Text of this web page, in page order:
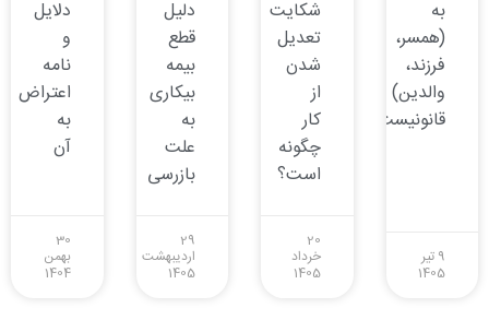
به
(همسر،
فرزند،
والدین)
قانونیست؟
9 تیر
1405
شکایت
تعدیل
شدن
از
کار
چگونه
است؟
20
خرداد
1405
دلیل
قطع
بیمه
بیکاری
به
علت
بازرسی
29
اردیبهشت
1405
دلایل
و
نامه
اعتراض
به
آن
30
بهمن
1404